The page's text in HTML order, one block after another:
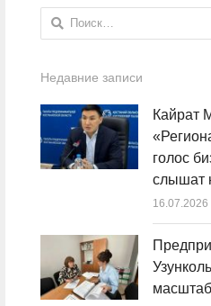
Найти:
Недавние записи
Кайрат
голос
слышат
16.07.2026